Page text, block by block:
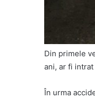
Din primele
ani, ar fi
În urma